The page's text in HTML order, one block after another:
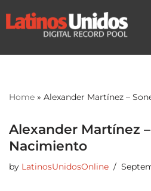
Skip
Home » Alexander Martínez –
Alexander Martínez
Nacimiento
by LatinosUnidosOnline